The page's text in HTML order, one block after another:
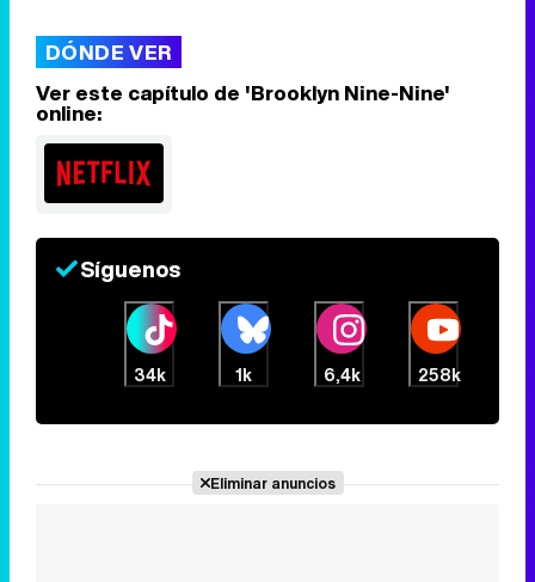
DÓNDE VER
Ver este capítulo de 'Brooklyn Nine-Nine'
online:
Síguenos
34k 1k 6,4k 258k
Eliminar anuncios